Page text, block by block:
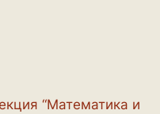
“Математика и